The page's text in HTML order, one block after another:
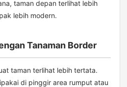
taman depan terlihat lebih
lebih modern.
Tanaman Border
taman terlihat lebih tertata.
di pinggir area rumput atau